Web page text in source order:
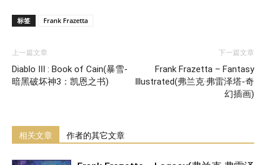
标签 Frank Frazetta
上一篇文章
Diablo III : Book of Cain(暴雪-
暗黑破坏神3：凯恩之书)
下一篇文章
Frank Frazetta – Fantasy
Illustrated(弗兰克·弗雷泽塔-奇
幻插画)
相关文章 作者的其它文章